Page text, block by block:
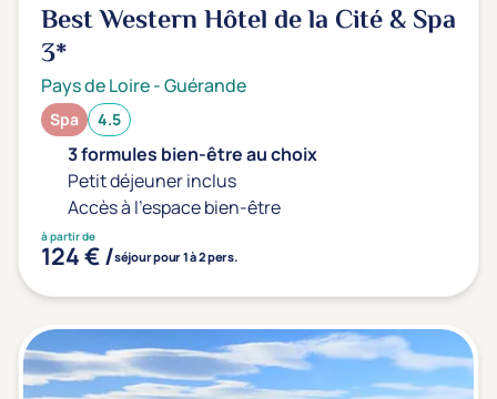
Best Western Hôtel de la Cité & Spa
3*
Pays de Loire-Guérande
Spa 4.5
3 formules bien-être au choix
Petit déjeuner inclus
Accès à l'espace bien-être
à partir de
124 € /séjour pour 1 à 2 pers.